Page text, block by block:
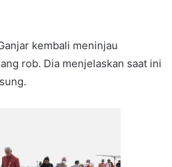
kembali meninjau
rob. Dia menjelaskan saat ini